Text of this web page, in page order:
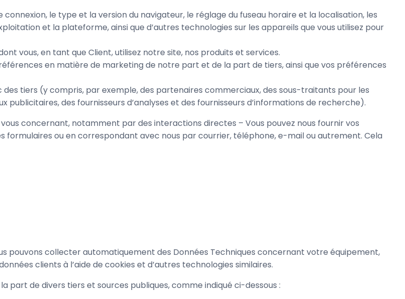
connexion, le type et la version du navigateur, le réglage du fuseau horaire et la localisation, les
et la plateforme, ainsi que d’autres technologies sur les appareils que vous utilisez pour
vous, en tant que Client, utilisez notre site, nos produits et services.
en matière de marketing de notre part et de la part de tiers, ainsi que vos préférences
des tiers (y compris, par exemple, des partenaires commerciaux, des sous-traitants pour les
publicitaires, des fournisseurs d’analyses et des fournisseurs d’informations de recherche).
concernant, notamment par des interactions directes – Vous pouvez nous fournir vos
formulaires ou en correspondant avec nous par courrier, téléphone, e-mail ou autrement. Cela
pouvons collecter automatiquement des Données Techniques concernant votre équipement,
clients à l’aide de cookies et d’autres technologies similaires.
part de divers tiers et sources publiques, comme indiqué ci-dessous :